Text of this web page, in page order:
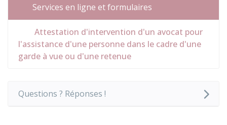
Services en ligne et formulaires
Attestation d'intervention d'un avocat pour
l'assistance d'une personne dans le cadre d'une
garde à vue ou d'une retenue
Questions ? Réponses !